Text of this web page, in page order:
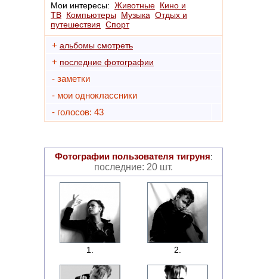
Мои интересы: Животные Кино и
ТВ Компьютеры Музыка Отдых и
путешествия Спорт
+ альбомы смотреть
+ последние фотографии
- заметки
- мои одноклассники
- голосов: 43
Фотографии пользователя тигруня:
последние: 20 шт.
1. 2.